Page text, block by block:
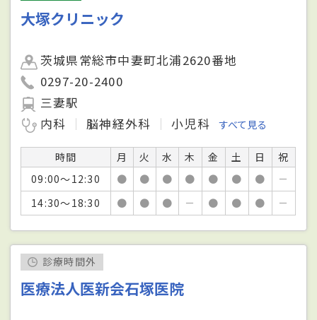
大塚クリニック
茨城県常総市中妻町北浦2620番地
0297-20-2400
三妻駅
内科
脳神経外科 小児科 すべて見る
時間 月 火 水 木 金 土 日
祝
09:00～12:30
● ● ● ● ● ● ●
－
14:30～18:30
● ● ● － ● ● ● －
診療時間外
医療法人医新会石塚医院